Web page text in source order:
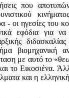
που
- οι ηγεσίες του
εφόδια για
βιομη­χανική
με αυτό το
το Εικοσιένα.
και η